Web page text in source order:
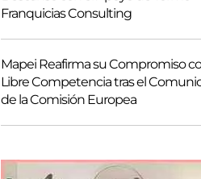
Franquicias Consulting
Mapei Reafirma su Compromiso
Libre Competencia tras el
de la Comisión Europea